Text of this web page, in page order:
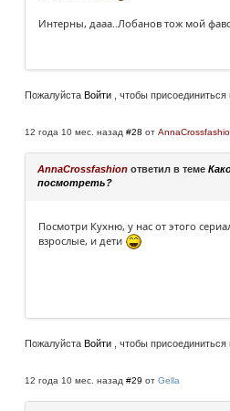
Интерны, дааа..Лобанов тож мой
Пожалуйста Войти , чтобы присоединиться
12 года 10 мес. назад #28 от
AnnaCrossfashion ответил в теме
посмотреть?
Посмотри Кухню, у нас от этого
взрослые, и дети
Пожалуйста Войти , чтобы присоединиться
12 года 10 мес. назад #29 от Gella